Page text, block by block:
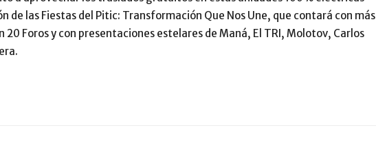
de las Fiestas del Pitic: Transformación Que Nos Une, que contará con más
20 Foros y con presentaciones estelares de Maná, El TRI, Molotov, Carlos